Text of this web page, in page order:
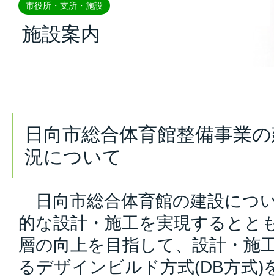
市役所・支所・施設
施設案内
日向市総合体育館整備事業
況について
日向市総合体育館の建設につ
的な設計・施工を実現するとと
層の向上を目指して、設計・施
るデザインビルド方式(DB方式)